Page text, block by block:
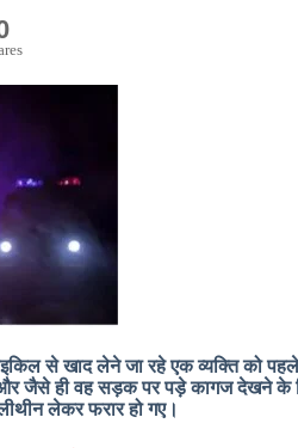
से खाद लेने जा रहे एक व्यक्ति को
ही वह सड़क पर पड़े कागज देखने के
लेकर फरार हो गए।